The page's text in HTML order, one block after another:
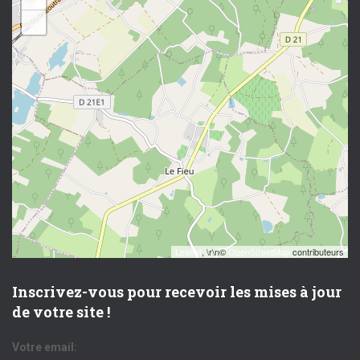
−
Leaflet, \r\n©OpenStreetMap contributeurs
Inscrivez-vous pour recevoir les mises à jour
de votre site !
Votre email: